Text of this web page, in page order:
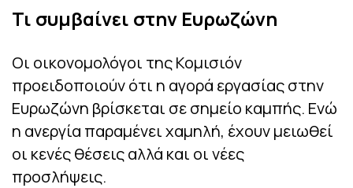
Τι συμβαίνει στην Ευρωζώνη
Οι οικονομολόγοι της Κομισιόν
προειδοποιούν ότι η αγορά εργασίας στην
Ευρωζώνη βρίσκεται σε σημείο καμπής. Ενώ
η ανεργία παραμένει χαμηλή, έχουν μειωθεί
οι κενές θέσεις αλλά και οι νέες
προσλήψεις.